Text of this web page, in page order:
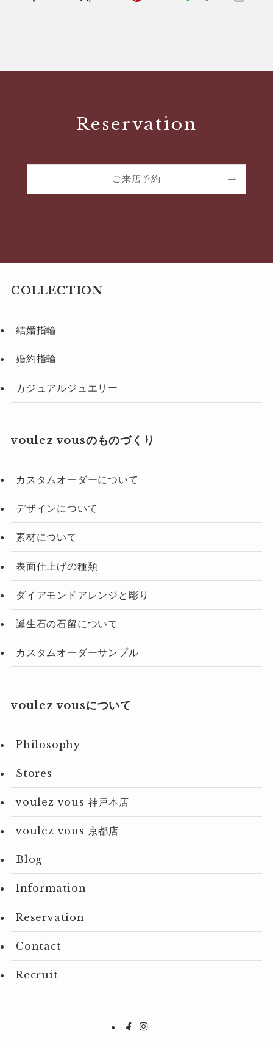
Reservation
ご来店予約
COLLECTION
結婚指輪
婚約指輪
カジュアルジュエリー
voulez vousのものづくり
カスタムオーダーについて
デザインについて
素材について
表面仕上げの種類
ダイアモンドアレンジと彫り
誕生石の石留について
カスタムオーダーサンプル
voulez vousについて
Philosophy
Stores
voulez vous 神戸本店
voulez vous 京都店
Blog
Information
Reservation
Contact
Recruit